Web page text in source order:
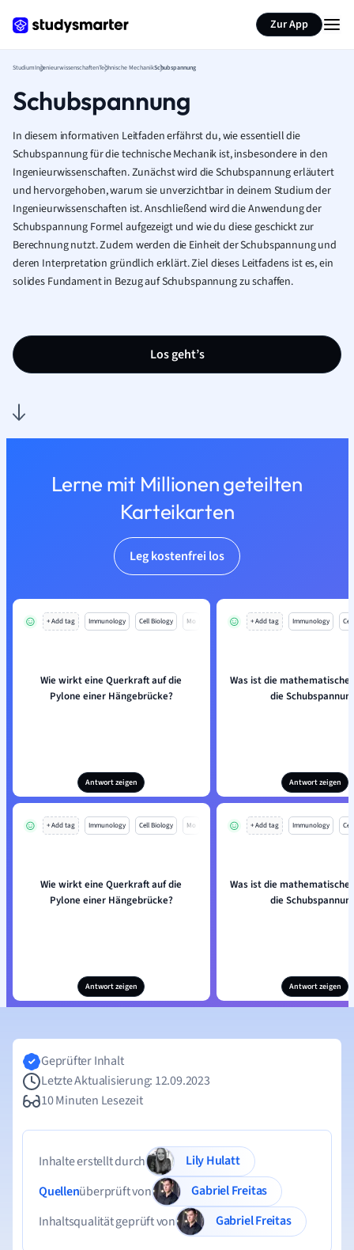
Zur App
StudiumIngenieurwissenschaftenTechnische MechanikSchubspannung
Schubspannung
In diesem informativen Leitfaden erfährst du, wie essentiell die
Schubspannung für die technische Mechanik ist, insbesondere in den
Ingenieurwissenschaften. Zunächst wird die Schubspannung erläutert
und hervorgehoben, warum sie unverzichtbar in deinem Studium der
Ingenieurwissenschaften ist. Anschließend wird die Anwendung der
Schubspannung Formel aufgezeigt und wie du diese geschickt zur
Berechnung nutzt. Zudem werden die Einheit der Schubspannung und
deren Interpretation gründlich erklärt. Ziel dieses Leitfadens ist es, ein
solides Fundament in Bezug auf Schubspannung zu schaffen.
Los geht’s
Lerne mit Millionen geteilten
Karteikarten
Leg kostenfrei los
+ Add tag Immunology Cell Biology Mo
Wie wirkt eine Querkraft auf die
Pylone einer Hängebrücke?
Antwort zeigen
+ Add tag Immunology
Was ist die
die
Antwort zeigen
+ Add tag Immunology Cell Biology Mo
Wie wirkt eine Querkraft auf die
Pylone einer Hängebrücke?
Antwort zeigen
+ Add tag Immunology
Was ist die
die
Antwort zeigen
Geprüfter Inhalt
Letzte Aktualisierung: 12.09.2023
10 Minuten Lesezeit
Inhalte erstellt durch
Lily Hulatt
Quellenüberprüft von
Gabriel Freitas
Inhaltsqualität geprüft von
Gabriel Freitas